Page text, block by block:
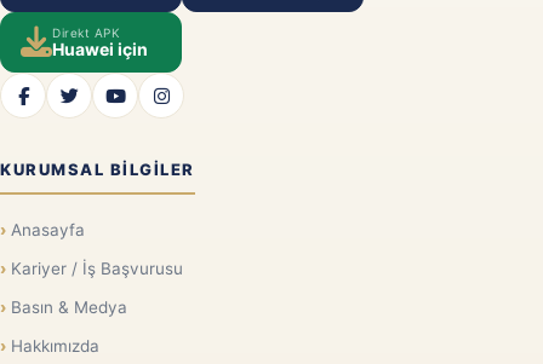
Direkt APK
Huawei için
KURUMSAL BILGILER
Anasayfa
Kariyer / İş Başvurusu
Basın & Medya
Hakkımızda